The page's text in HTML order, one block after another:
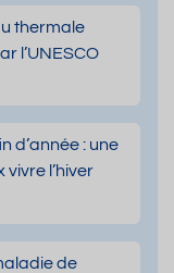
thermale
l’UNESCO
d’année : une
l’hiver
de